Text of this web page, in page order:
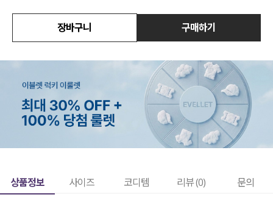
장바구니 구매하기
상품정보 사이즈 코디템 리뷰 (0) 문의